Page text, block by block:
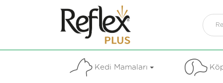
Kedi Mamaları